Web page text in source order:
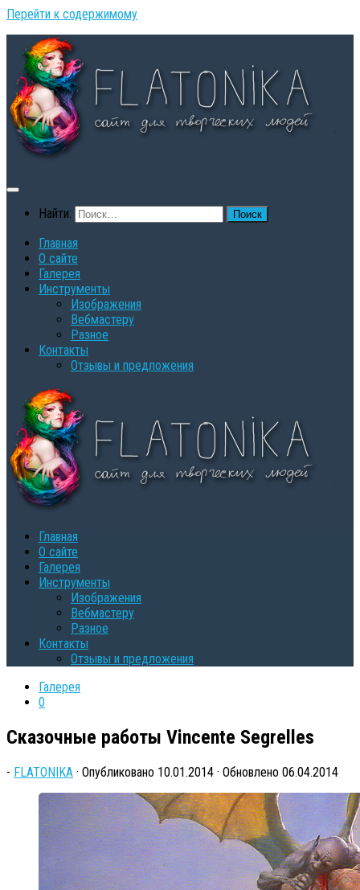
Перейти к содержимому
Найти:
Главная
О сайте
Галерея
Инструменты
Изображения
Вебмастеру
Разное
Контакты
Oтзывы и предложения
Главная
О сайте
Галерея
Инструменты
Изображения
Вебмастеру
Разное
Контакты
Oтзывы и предложения
Галерея
0
Сказочные работы Vincente Segrelles
- FLATONIKA · Опубликовано 10.01.2014 · Обновлено 06.04.2014